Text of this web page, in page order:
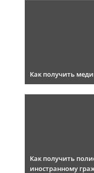
Как получить
Как получить
иностранному